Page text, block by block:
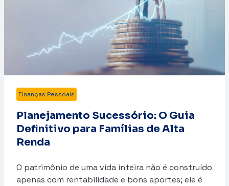
Finanças Pessoais
Planejamento Sucessório: O Guia
Definitivo para Famílias de Alta
Renda
O patrimônio de uma vida inteira não é construído
apenas com rentabilidade e bons aportes; ele é